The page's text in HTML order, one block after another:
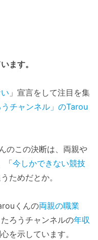
ます。
」宣言をして注目を集
チャンネル」のTarou
のこの決断は、両親や
「今しかできない競技
ためだとか。
くんの両親の職業
ろうチャンネルの年収
を示しています。